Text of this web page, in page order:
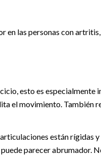
en las personas con
esto es
el movimiento. También
están rígidas
parecer abrumador.